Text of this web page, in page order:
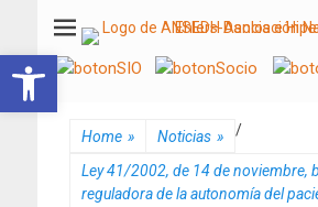
Abrir barra de herramientas
Asociación Nacional del Síndrome de
Home » Noticias » /
Ley 41/2002, de 14 de noviembre,
reguladora de la autonomía del